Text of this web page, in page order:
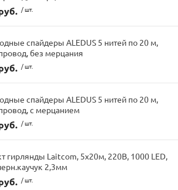
/ шт.
спайдеры ALEDUS 5 нитей по 20 м,
без мерцания
/ шт.
спайдеры ALEDUS 5 нитей по 20 м,
с мерцанием
/ шт.
гирлянды Laitcom, 5x20м, 220В, 1000 LED,
2,3мм
/ шт.